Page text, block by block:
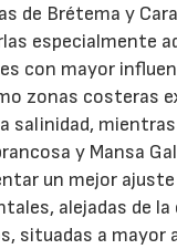
de Brétema y
especialmente
con mayor
zonas costeras
salinidad, mientras
y Mansa
un mejor ajuste
alejadas de la
situadas a mayor